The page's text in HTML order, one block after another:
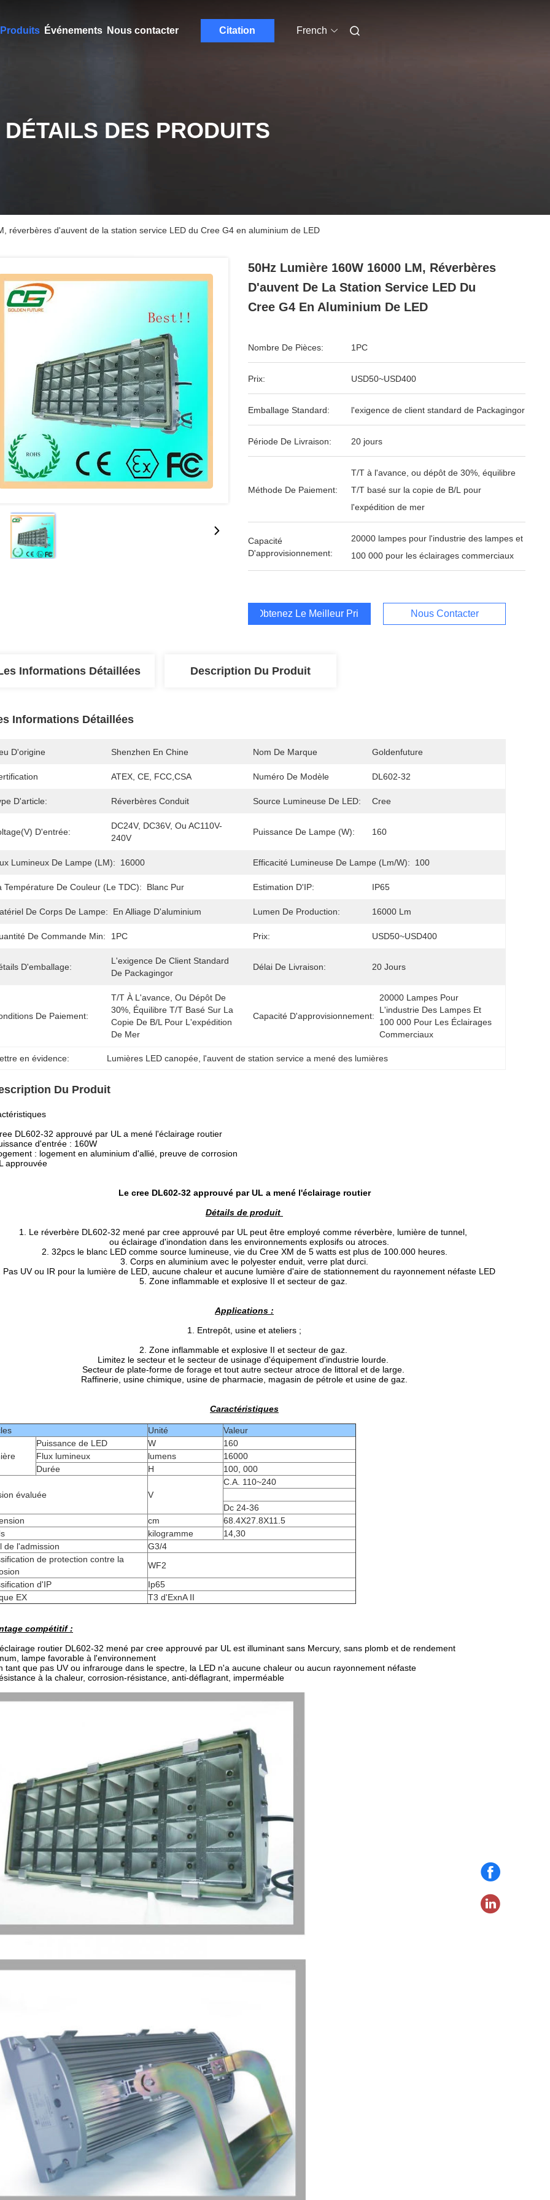
Produits Événements Nous contacter Citation French
DÉTAILS DES PRODUITS
réverbères d'auvent de la station service LED du Cree G4 en aluminium de LED
50Hz Lumière 160W 16000 LM, Réverbères
D'auvent De La Station Service LED Du
Cree G4 En Aluminium De LED
Nombre De Pièces: 1PC
Prix: USD50~USD400
Emballage Standard: l'exigence de client standard de Packagingor
Période De Livraison: 20 jours
Méthode De Paiement:
T/T à l'avance, ou dépôt de 30%, équilibre
T/T basé sur la copie de B/L pour
l'expédition de mer
Capacité
D'approvisionnement:
20000 lampes pour l'industrie des lampes et
100 000 pour les éclairages commerciaux
Obtenez Le Meilleur Prix Nous Contacter
Informations Détaillées Description Du Produit
Informations Détaillées
D'origine Shenzhen En Chine Nom De Marque Goldenfuture
ATEX, CE, FCC,CSA Numéro De Modèle DL602-32
D'article: Réverbères Conduit Source Lumineuse De LED: Cree
D'entrée:
DC24V, DC36V, Ou AC110V-
240V
Puissance De Lampe (W): 160
Lumineux De Lampe (LM): 16000 Efficacité Lumineuse De Lampe (lm/w): 100
Température De Couleur (le TDC): Blanc Pur Estimation D'IP: IP65
De Corps De Lampe: En Alliage D'aluminium Lumen De Production: 16000 Lm
De Commande Min: 1PC Prix: USD50~USD400
D'emballage:
L'exigence De Client Standard
De Packagingor
Délai De Livraison: 20 Jours
De Paiement:
T/T À L'avance, Ou Dépôt De
30%, Équilibre T/T Basé Sur La
Copie De B/L Pour L'expédition
De Mer
Capacité D'approvisionnement:
20000 Lampes Pour
L'industrie Des Lampes Et
100 000 Pour Les Éclairages
Commerciaux
en évidence: Lumières LED canopée l'auvent de station service a mené des lumières
Du Produit
DL602-32 approuvé par UL a mené l'éclairage routier
d'entrée : 160W
: logement en aluminium d'allié, preuve de corrosion
approuvée
Le cree DL602-32 approuvé par UL a mené l'éclairage routier
Détails de produit
1. Le réverbère DL602-32 mené par cree approuvé par UL peut être employé comme réverbère, lumière de tunnel,
ou éclairage d'inondation dans les environnements explosifs ou atroces.
2. 32pcs le blanc LED comme source lumineuse, vie du Cree XM de 5 watts est plus de 100.000 heures.
3. Corps en aluminium avec le polyester enduit, verre plat durci.
Pas UV ou IR pour la lumière de LED, aucune chaleur et aucune lumière d'aire de stationnement du rayonnement néfaste LED
5. Zone inflammable et explosive II et secteur de gaz.
Applications :
1. Entrepôt, usine et ateliers ;
2. Zone inflammable et explosive II et secteur de gaz.
Limitez le secteur et le secteur de usinage d'équipement d'industrie lourde.
Secteur de plate-forme de forage et tout autre secteur atroce de littoral et de large.
Raffinerie, usine chimique, usine de pharmacie, magasin de pétrole et usine de gaz.
Caractéristiques
Unité Valeur
Puissance de LED W
160
Flux lumineux
lumens
16000
Durée
H 100, 000
évaluée V
C.A. 110~240
Dc 24-36
cm
68.4X27.8X11.5
kilogramme
14,30
de l'admission
G3/4
de protection contre la
WF2
d'IP
Ip65
EX
T3 d'ExnA II
compétitif :
routier DL602-32 mené par cree approuvé par UL est illuminant sans Mercury, sans plomb et de rendement
lampe favorable à l'environnement
tant que pas UV ou infrarouge dans le spectre, la LED n'a aucune chaleur ou aucun rayonnement néfaste
à la chaleur, corrosion-résistance, anti-déflagrant, imperméable